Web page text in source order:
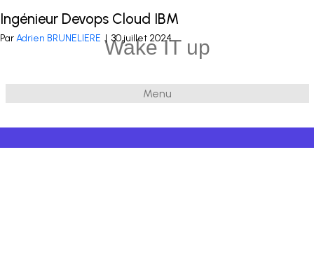
Wake IT up
Menu
Ingénieur Devops Cloud IBM
ParAdrien BRUNELIERE | 30 juillet 2024
Publié dans DevOps
Powered by